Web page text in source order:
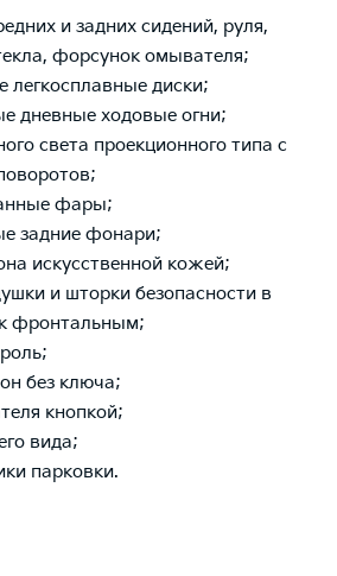
и задних сидений, руля,
форсунок омывателя;
диски;
дневные ходовые огни;
света проекционного типа с
фары;
задние фонари;
искусственной кожей;
и шторки безопасности в
фронтальным;
без ключа;
кнопкой;
вида;
парковки.